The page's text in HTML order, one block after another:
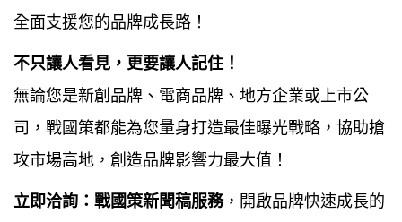
全面支援您的品牌成長路！
不只讓人看見，更要讓人記住！
無論您是新創品牌、電商品牌、地方企業或上市公
司，戰國策都能為您量身打造最佳曝光戰略，協助搶
攻市場高地，創造品牌影響力最大值！
立即洽詢： 戰國策新聞稿服務，開啟品牌快速成長的